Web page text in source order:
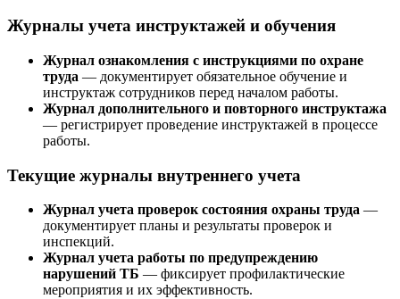
Журналы учета инструктажей и обучения
Журнал ознакомления с инструкциями по охране
труда — документирует обязательное обучение и
инструктаж сотрудников перед началом работы.
Журнал дополнительного и повторного инструктажа
— регистрирует проведение инструктажей в процессе
работы.
Текущие журналы внутреннего учета
Журнал учета проверок состояния охраны труда —
документирует планы и результаты проверок и
инспекций.
Журнал учета работы по предупреждению
нарушений ТБ — фиксирует профилактические
мероприятия и их эффективность.